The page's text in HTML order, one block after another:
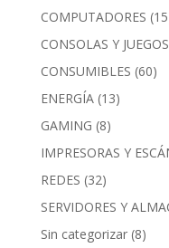
COMPUTADORES
CONSOLAS Y JUEGOS
CONSUMIBLES (60)
ENERGÍA (13)
GAMING (8)
IMPRESORAS Y
REDES (32)
SERVIDORES Y
Sin categorizar (8)